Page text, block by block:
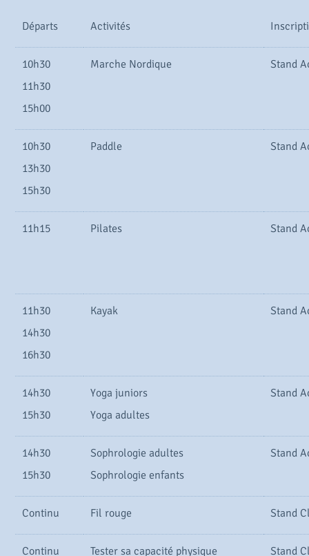
Départs Activités
10h30
11h30
15h00
Marche Nordique Stand
10h30
13h30
15h30
Paddle Stand
11h15 Pilates Stand
11h30
14h30
16h30
Kayak Stand
14h30
15h30
Yoga juniors
Yoga adultes
Stand
14h30
15h30
Sophrologie adultes
Sophrologie enfants
Stand
Continu Fil rouge Stand
Continu Tester sa capacité physique Stand